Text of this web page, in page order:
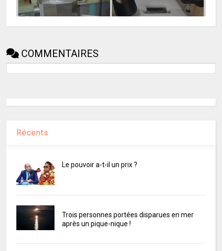
COMMENTAIRES
Récents
Le pouvoir a-t-il un prix ?
Trois personnes portées disparues en mer
après un pique-nique !